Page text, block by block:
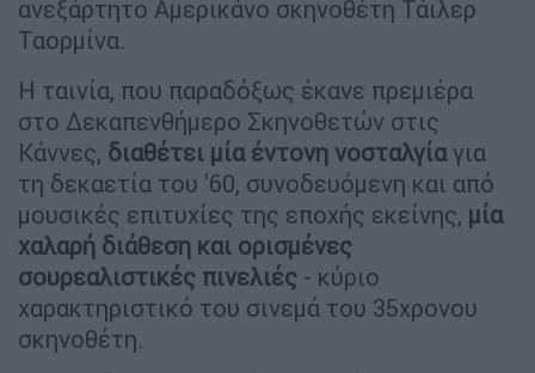
ανεξάρτητο Αμερικάνο σκηνοθέτη Τάιλερ
Ταορμίνα.
Η ταινία, που παραδόξως έκανε πρεμιέρα
στο Δεκαπενθήμερο Σκηνοθετών στις
Κάννες, διαθέτει μία έντονη νοσταλγίαγια
τη δεκαετία του '60, συνοδευόμενη και από
μουσικές επιτυχίες της εποχής εκείνης, μία
χαλαρή διάθεση και ορισμένες
σουρεαλιστικές πινελιές - κύριο
χαρακτηριστικό του σινεμά του 35χρονου
σκηνοθέτη.